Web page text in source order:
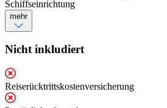
Schiffseinrichtung
mehr
Nicht inkludiert
Reiserücktrittskostenversicherung